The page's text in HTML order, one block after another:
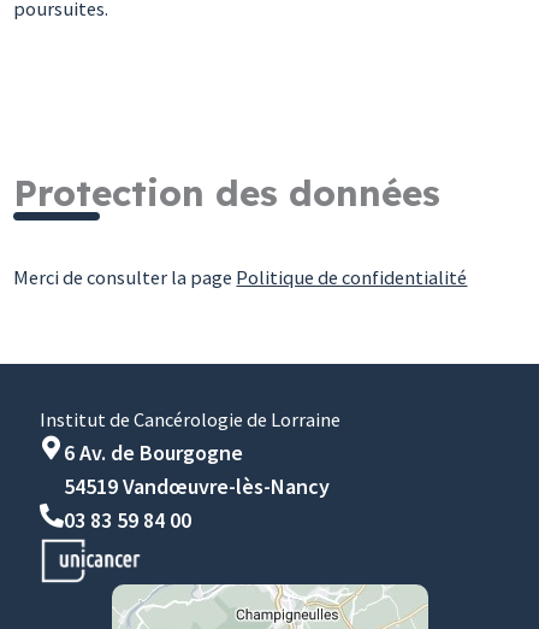
poursuites.
Protection des données​
Merci de consulter la page Politique de confidentialité
Institut de Cancérologie de Lorraine
6 Av. de Bourgogne
54519 Vandœuvre-lès-Nancy
03 83 59 84 00